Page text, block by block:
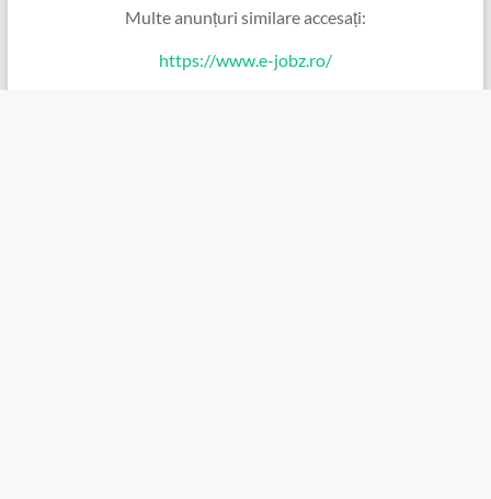
Multe anunțuri similare accesați:
https://www.e-jobz.ro/